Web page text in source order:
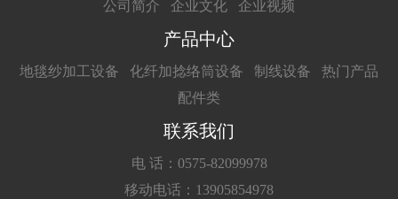
公司简介 企业文化 企业视频
产品中心
地毯纱加工设备 化纤加捻络筒设备 制线设备
热门产品
配件类
联系我们
电 话：0575-82099978
移动电话：13905854978